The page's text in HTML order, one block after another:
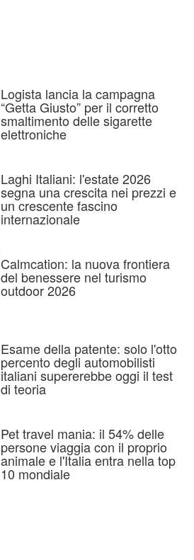
Logista lancia la campagna
“Getta Giusto” per il corretto
smaltimento delle sigarette
elettroniche
Laghi Italiani: l'estate 2026
segna una crescita nei prezzi e
un crescente fascino
internazionale
Calmcation: la nuova frontiera
del benessere nel turismo
outdoor 2026
Esame della patente: solo l'otto
percento degli automobilisti
italiani supererebbe oggi il test
di teoria
Pet travel mania: il 54% delle
persone viaggia con il proprio
animale e l'Italia entra nella top
10 mondiale